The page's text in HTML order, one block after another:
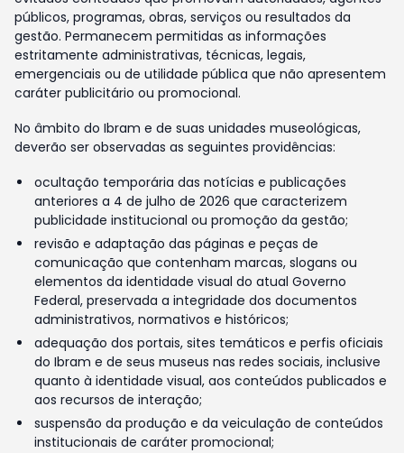
públicos, programas, obras, serviços ou resultados da
gestão. Permanecem permitidas as informações
estritamente administrativas, técnicas, legais,
emergenciais ou de utilidade pública que não apresentem
caráter publicitário ou promocional.
No âmbito do Ibram e de suas unidades museológicas,
deverão ser observadas as seguintes providências:
ocultação temporária das notícias e publicações
anteriores a 4 de julho de 2026 que caracterizem
publicidade institucional ou promoção da gestão;
revisão e adaptação das páginas e peças de
comunicação que contenham marcas, slogans ou
elementos da identidade visual do atual Governo
Federal, preservada a integridade dos documentos
administrativos, normativos e históricos;
adequação dos portais, sites temáticos e perfis oficiais
do Ibram e de seus museus nas redes sociais, inclusive
quanto à identidade visual, aos conteúdos publicados e
aos recursos de interação;
suspensão da produção e da veiculação de conteúdos
institucionais de caráter promocional;